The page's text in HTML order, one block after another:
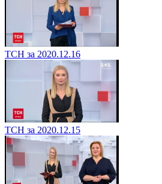
ТСН за 2020.12.16
ТСН за 2020.12.15